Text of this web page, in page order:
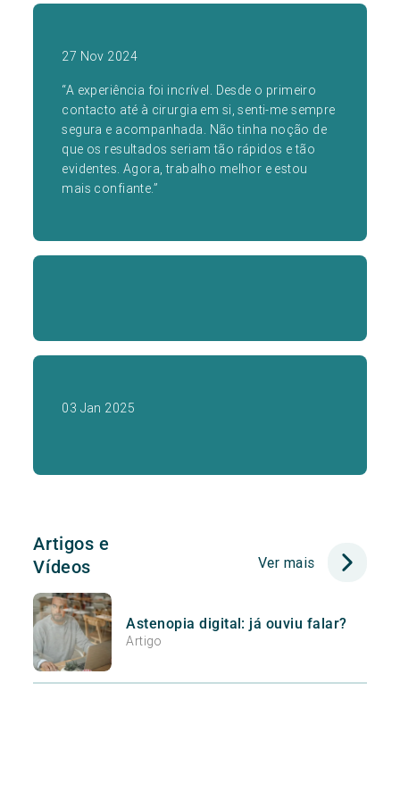
27 Nov 2024
“A experiência foi incrível. Desde o primeiro
contacto até à cirurgia em si, senti-me sempre
segura e acompanhada. Não tinha noção de
que os resultados seriam tão rápidos e tão
evidentes. Agora, trabalho melhor e estou
mais confiante.”
03 Jan 2025
Artigos e
Vídeos
Ver mais
Astenopia digital: já ouviu falar?
Artigo